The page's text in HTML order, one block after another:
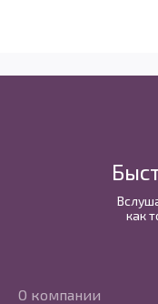
как
О компании